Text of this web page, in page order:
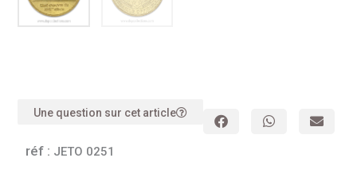
Une question sur cet article
réf : JETO 0251